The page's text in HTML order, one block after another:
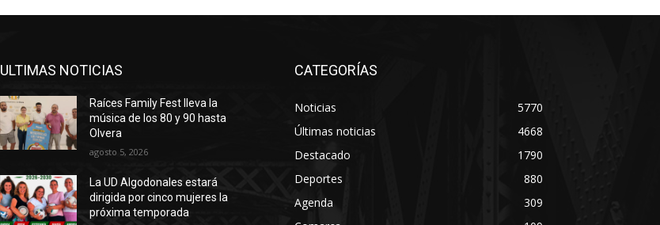
ULTIMAS NOTICIAS
Raíces Family Fest lleva la
música de los 80 y 90 hasta
Olvera
agosto 5, 2026
La UD Algodonales estará
dirigida por cinco mujeres la
próxima temporada
CATEGORÍAS
Noticias
5770
Últimas noticias
4668
Destacado
1790
Deportes
880
Agenda
309